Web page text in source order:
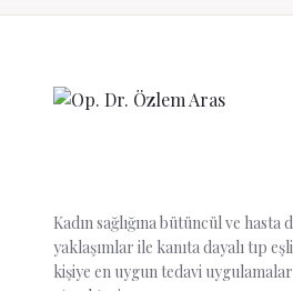
Kadın sağlığına bütüncül ve hasta
yaklaşımlar ile kanıta dayalı tıp
kişiye en uygun tedavi